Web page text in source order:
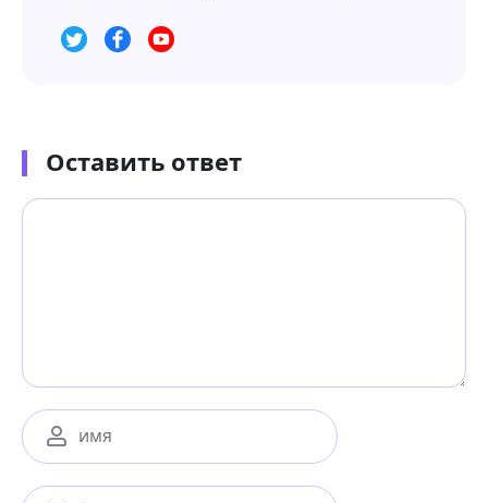
Оставить ответ